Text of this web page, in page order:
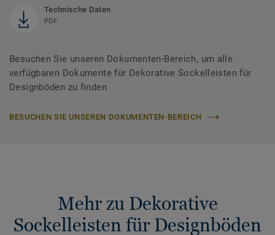
Technische Daten
PDF
Besuchen Sie unseren Dokumenten-Bereich, um alle
verfügbaren Dokumente für Dekorative Sockelleisten für
Designböden zu finden
BESUCHEN SIE UNSEREN DOKUMENTEN-BEREICH
Mehr zu Dekorative
Sockelleisten für Designböden